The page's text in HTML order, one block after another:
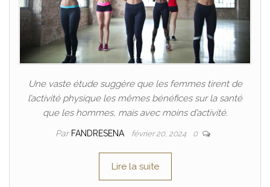
Une vaste étude suggère que les femmes tirent de
l’activité physique les mêmes bénéfices sur la santé
que les hommes, mais avec moins d’activité.
Par FANDRESENA février 20, 2024 0
Lire la suite